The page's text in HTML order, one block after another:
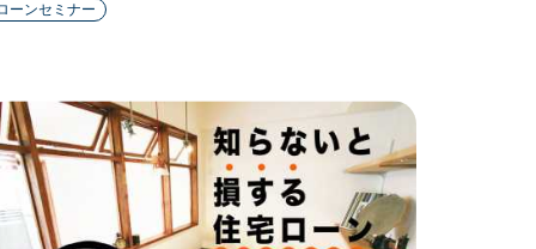
ーンセミナー